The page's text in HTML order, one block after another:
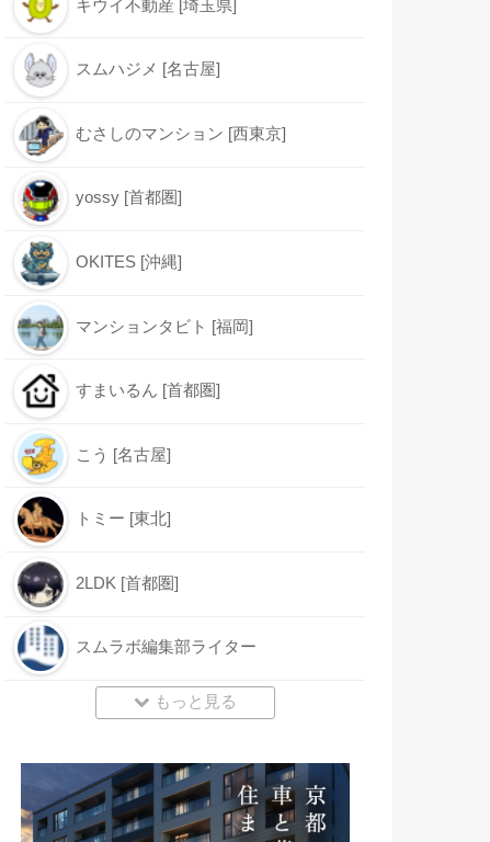
キウイ不動産 [埼玉県]
スムハジメ [名古屋]
むさしのマンション [西東京]
yossy [首都圏]
OKITES [沖縄]
マンションタビト [福岡]
すまいるん [首都圏]
こう [名古屋]
トミー [東北]
2LDK [首都圏]
スムラボ編集部ライター
もっと見る